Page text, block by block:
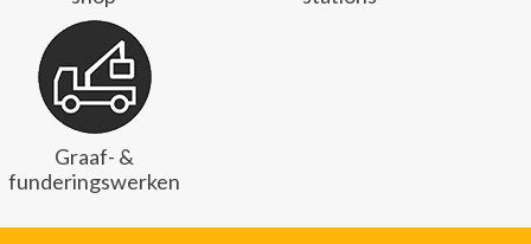
Graaf- &
funderingswerken